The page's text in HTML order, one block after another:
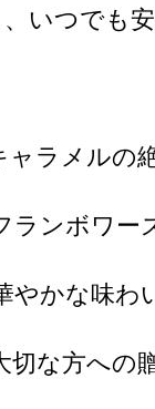
いつでも
ラメルの
ランボワー
やかな味わ
な方への